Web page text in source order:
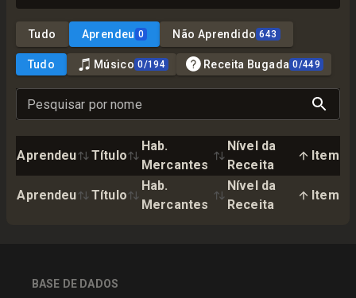
Tudo Aprendeu 0 Não Aprendido 643
Tudo Músico 0/194 Receita Bugada 0/449
Pesquisar por nome
Aprendeu Título
Hab.
Mercantes
Nível da
Receita
Item
Aprendeu Título
Hab.
Mercantes
Nível da
Receita
Item
BASE DE DADOS